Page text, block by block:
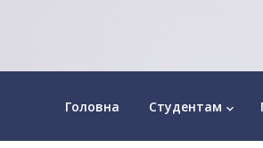
Головна Студентам keyboard_arrow_down